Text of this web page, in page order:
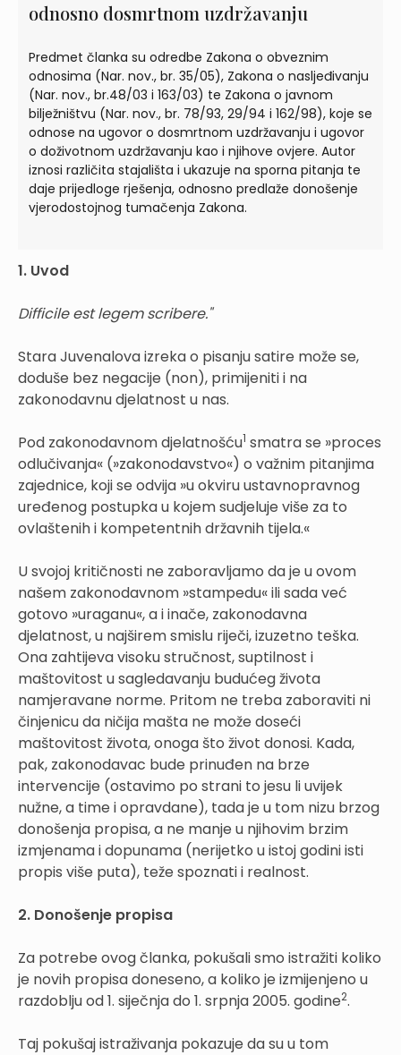
odnosno dosmrtnom uzdržavanju
Predmet članka su odredbe Zakona o obveznim
odnosima (Nar. nov., br. 35/05), Zakona o nasljeđivanju
(Nar. nov., br.48/03 i 163/03) te Zakona o javnom
bilježništvu (Nar. nov., br. 78/93, 29/94 i 162/98), koje se
odnose na ugovor o dosmrtnom uzdržavanju i ugovor
o doživotnom uzdržavanju kao i njihove ovjere. Autor
iznosi različita stajališta i ukazuje na sporna pitanja te
daje prijedloge rješenja, odnosno predlaže donošenje
vjerodostojnog tumačenja Zakona.
1. Uvod
Difficile est legem scribere."
Stara Juvenalova izreka o pisanju satire može se,
doduše bez negacije (non), primijeniti i na
zakonodavnu djelatnost u nas.
Pod zakonodavnom djelatnošću1 smatra se »proces
odlučivanja« (»zakonodavstvo«) o važnim pitanjima
zajednice, koji se odvija »u okviru ustavnopravnog
uređenog postupka u kojem sudjeluje više za to
ovlaštenih i kompetentnih državnih tijela.«
U svojoj kritičnosti ne zaboravljamo da je u ovom
našem zakonodavnom »stampedu« ili sada već
gotovo »uraganu«, a i inače, zakonodavna
djelatnost, u najširem smislu riječi, izuzetno teška.
Ona zahtijeva visoku stručnost, suptilnost i
maštovitost u sagledavanju budućeg života
namjeravane norme. Pritom ne treba zaboraviti ni
činjenicu da ničija mašta ne može doseći
maštovitost života, onoga što život donosi. Kada,
pak, zakonodavac bude prinuđen na brze
intervencije (ostavimo po strani to jesu li uvijek
nužne, a time i opravdane), tada je u tom nizu brzog
donošenja propisa, a ne manje u njihovim brzim
izmjenama i dopunama (nerijetko u istoj godini isti
propis više puta), teže spoznati i realnost.
2. Donošenje propisa
Za potrebe ovog članka, pokušali smo istražiti koliko
je novih propisa doneseno, a koliko je izmijenjeno u
razdoblju od 1. siječnja do 1. srpnja 2005. godine2.
Taj pokušaj istraživanja pokazuje da su u tom